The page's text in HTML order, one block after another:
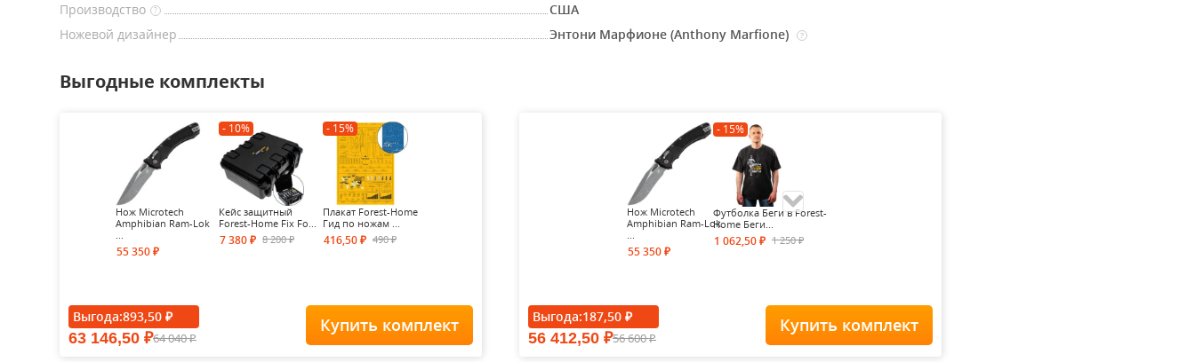
Производство
?
США
Ножевой дизайнер
Энтони Марфионе (Anthony Marfione) ?
Выгодные комплекты
Нож Microtech
Amphibian Ram-Lok
...
55 350 ₽
- 10%
Кейс защитный
Forest-Home Fix Fo...
7 380₽ 8 200₽
- 15%
Плакат Forest-Home
Гид по ножам ...
416,50 ₽ 490₽
Выгода:893,50 ₽
63 146,50 ₽64 040₽
Купить комплект
Нож Microtech
Amphibian Ram-Lok
...
55 350 ₽
- 15%
Футболка Беги в Forest-
Home Беги...
1 062,50 ₽ 1 250₽
Футболка Forest-Home Staff
Выгода:187,50 ₽
56 412,50 ₽56 600₽
Купить комплект